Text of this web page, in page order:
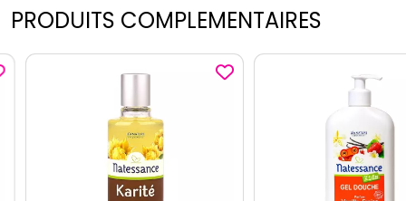
PRODUITS COMPLEMENTAIRES